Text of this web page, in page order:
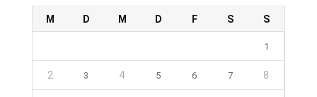
M D M D F S S
1
2 3 4 5 6 7 8